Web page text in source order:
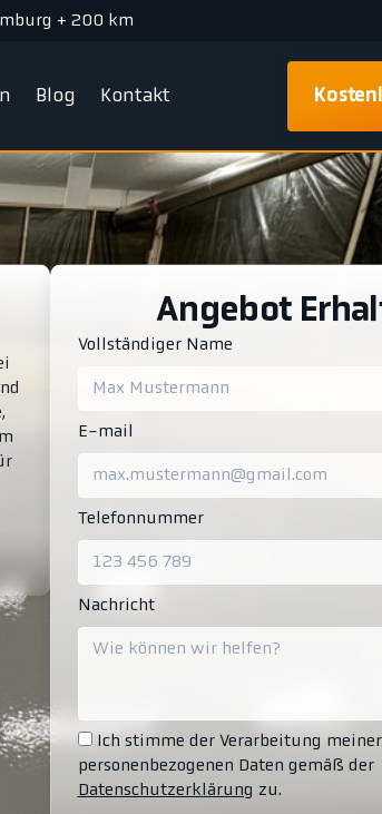
+ 200 km
Blog Kontakt
Angebot
Vollständiger Name
E-mail
Telefonnummer
Nachricht
Ich stimme der Verarbeitung meiner
personenbezogenen Daten gemäß der
Datenschutzerklärung zu.